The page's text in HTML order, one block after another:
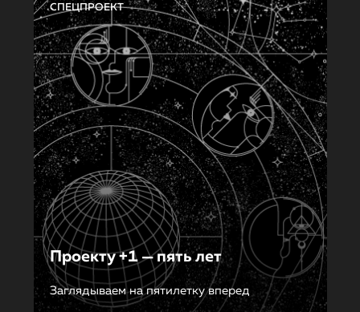
СПЕЦПРОЕКТ
Проекту +1 — пять лет
Заглядываем на пятилетку вперед